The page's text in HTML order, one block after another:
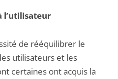
l’utilisateur
de rééquilibrer le
utilisateurs et les
certaines ont acquis la